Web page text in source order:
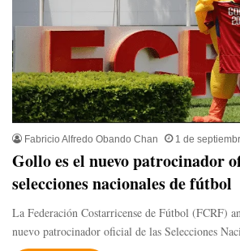
Fabricio Alfredo Obando Chan 1 de
Gollo es el nuevo patrocinador
selecciones nacionales de fútbol
La Federación Costarricense de Fútbol (FCRF)
nuevo patrocinador oficial de las Selecciones